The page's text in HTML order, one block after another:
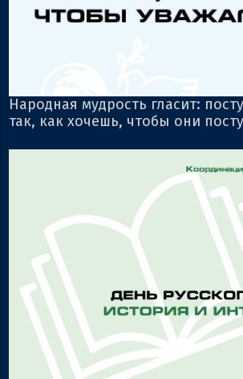
Народная мудрость гласит:
так, как хочешь, чтобы они